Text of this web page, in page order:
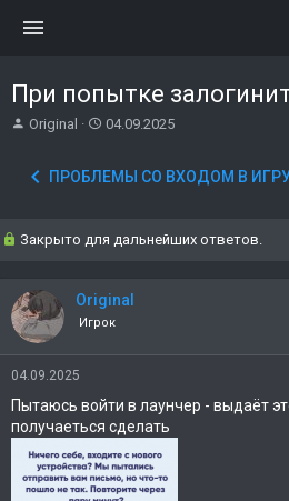
При попытке
А
о
е
Original
Д
а
ч
а
04.09.2025
ПРОБЛЕМЫ СО ВХОДОМ В
Закрыто для дальнейших ответов.
Original
Игрок
04.09.2025
Пытаюсь войти в лаунчер - выдаёт
получаеться сделать